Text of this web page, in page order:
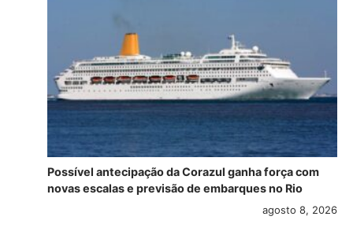
Possível antecipação da Corazul ganha força com
novas escalas e previsão de embarques no Rio
agosto 8, 2026